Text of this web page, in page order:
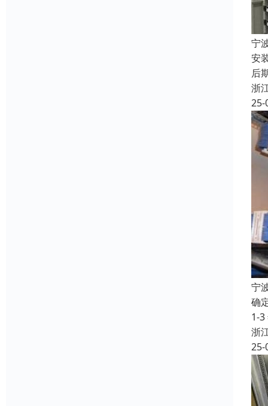
宁
安
后
浙
25-
宁
确
1-
浙
25-